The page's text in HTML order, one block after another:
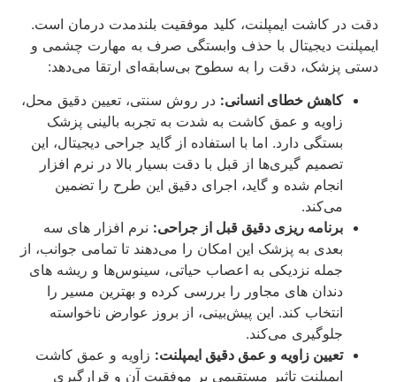
دقت در کاشت ایمپلنت، کلید موفقیت بلندمدت درمان است.
ایمپلنت دیجیتال با حذف وابستگی صرف به مهارت چشمی و
دستی پزشک، دقت را به سطوح بی‌سابقه‌ای ارتقا می‌دهد:
کاهش خطای انسانی: در روش سنتی، تعیین دقیق محل،
زاویه و عمق کاشت به شدت به تجربه بالینی پزشک
بستگی دارد. اما با استفاده از گاید جراحی دیجیتال، این
تصمیم‌ گیری‌ها از قبل با دقت بسیار بالا در نرم‌ افزار
انجام شده و گاید، اجرای دقیق این طرح را تضمین
می‌کند.
برنامه‌ ریزی دقیق قبل از جراحی: نرم‌ افزار های سه‌
بعدی به پزشک این امکان را می‌دهند تا تمامی جوانب، از
جمله نزدیکی به اعصاب حیاتی، سینوس‌ها و ریشه‌ های
دندان‌ های مجاور را بررسی کرده و بهترین مسیر را
انتخاب کند. این پیش‌بینی، از بروز عوارض ناخواسته
جلوگیری می‌کند.
تعیین زاویه و عمق دقیق ایمپلنت: زاویه و عمق کاشت
ایمپلنت تاثیر مستقیمی بر موفقیت آن و قرارگیری